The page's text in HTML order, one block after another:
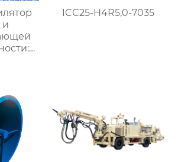
и
и
ICC25-H4R5,0-7035